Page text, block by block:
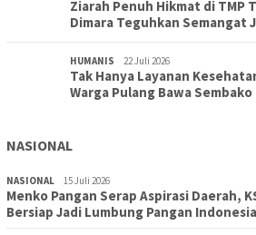
Ziarah Penuh Hikmat di TMP
Dimara Teguhkan Semangat
HUMANIS 22 Juli 2026
Tak Hanya Layanan
Warga Pulang Bawa
NASIONAL
NASIONAL 15 Juli 2026
Menko Pangan Serap Aspirasi Daerah,
Bersiap Jadi Lumbung Pangan